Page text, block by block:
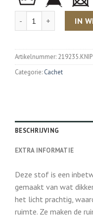
Aantal IN
Artikelnummer: 219235.KNIP
Categorie: Cachet
BESCHRIJVING
EXTRA INFORMATIE
Deze stof is een
gemaakt van wat
het licht prachtig,
ruimte. Ze maken de